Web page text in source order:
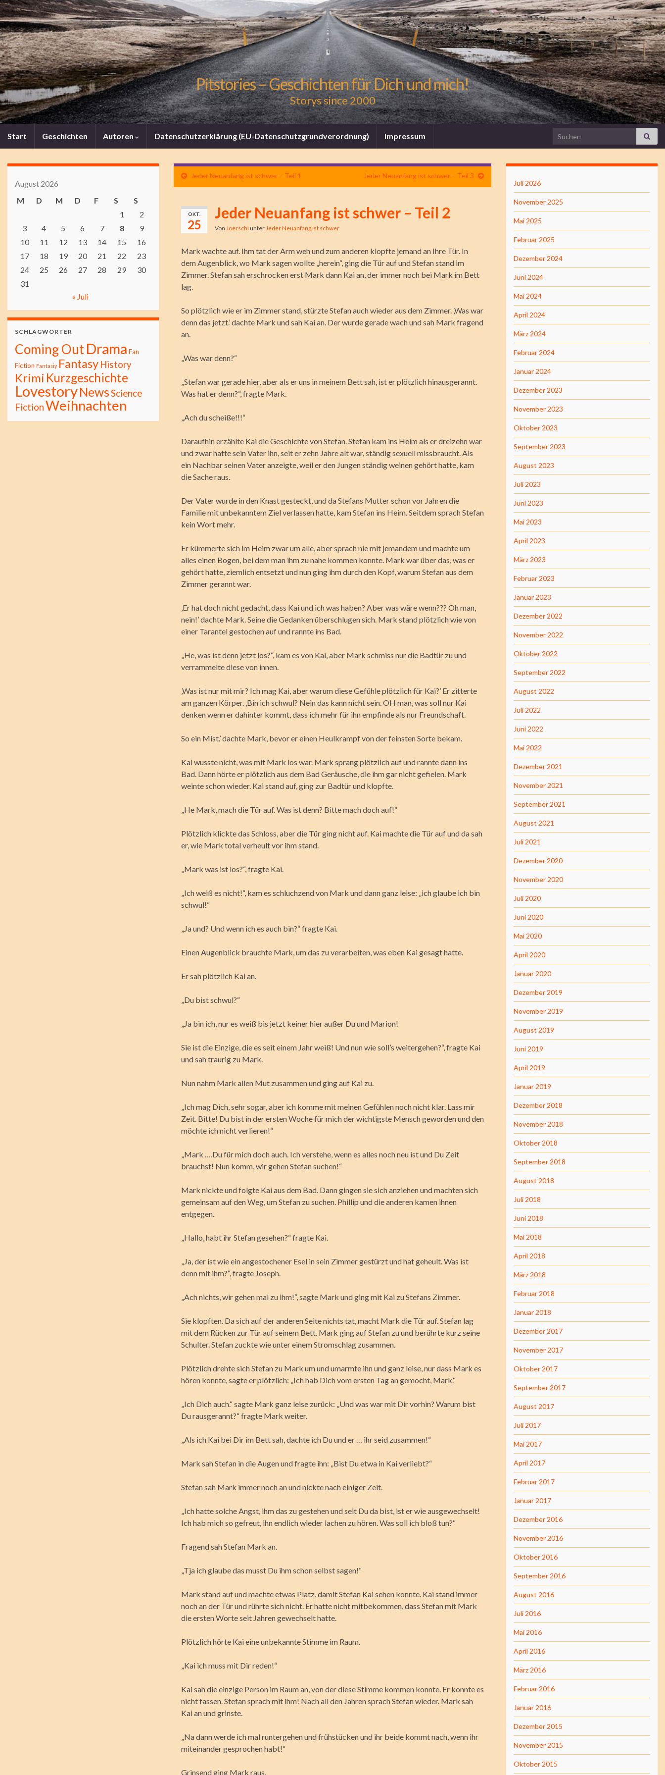
Pitstories – Geschichten für Dich und mich!
Storys since 2000
Start Geschichten Autoren Datenschutzerklärung (EU-Datenschutzgrundverordnung) Impressum Search for:
Jeder Neuanfang ist schwer – Teil 1 Jeder Neuanfang ist schwer – Teil 3
OKT.
25
Jeder Neuanfang ist schwer – Teil 2
Von JoerschiunterJeder Neuanfang ist schwer
Mark wachte auf. Ihm tat der Arm weh und zum anderen klopfte jemand an Ihre Tür. In
dem Augenblick, wo Mark sagen wollte „herein“, ging die Tür auf und Stefan stand im
Zimmer. Stefan sah erschrocken erst Mark dann Kai an, der immer noch bei Mark im Bett
lag.
So plötzlich wie er im Zimmer stand, stürzte Stefan auch wieder aus dem Zimmer. ‚Was war
denn das jetzt.’ dachte Mark und sah Kai an. Der wurde gerade wach und sah Mark fragend
an.
„Was war denn?“
„Stefan war gerade hier, aber als er uns in meinem Bett sah, ist er plötzlich hinausgerannt.
Was hat er denn?“, fragte Mark.
„Ach du scheiße!!!“
Daraufhin erzählte Kai die Geschichte von Stefan. Stefan kam ins Heim als er dreizehn war
und zwar hatte sein Vater ihn, seit er zehn Jahre alt war, ständig sexuell missbraucht. Als
ein Nachbar seinen Vater anzeigte, weil er den Jungen ständig weinen gehört hatte, kam
die Sache raus.
Der Vater wurde in den Knast gesteckt, und da Stefans Mutter schon vor Jahren die
Familie mit unbekanntem Ziel verlassen hatte, kam Stefan ins Heim. Seitdem sprach Stefan
kein Wort mehr.
Er kümmerte sich im Heim zwar um alle, aber sprach nie mit jemandem und machte um
alles einen Bogen, bei dem man ihm zu nahe kommen konnte. Mark war über das, was er
gehört hatte, ziemlich entsetzt und nun ging ihm durch den Kopf, warum Stefan aus dem
Zimmer gerannt war.
‚Er hat doch nicht gedacht, dass Kai und ich was haben? Aber was wäre wenn??? Oh man,
nein!’ dachte Mark. Seine die Gedanken überschlugen sich. Mark stand plötzlich wie von
einer Tarantel gestochen auf und rannte ins Bad.
„He, was ist denn jetzt los?“, kam es von Kai, aber Mark schmiss nur die Badtür zu und
verrammelte diese von innen.
‚Was ist nur mit mir? Ich mag Kai, aber warum diese Gefühle plötzlich für Kai?’ Er zitterte
am ganzen Körper. ‚Bin ich schwul? Nein das kann nicht sein. OH man, was soll nur Kai
denken wenn er dahinter kommt, dass ich mehr für ihn empfinde als nur Freundschaft.
So ein Mist.’ dachte Mark, bevor er einen Heulkrampf von der feinsten Sorte bekam.
Kai wusste nicht, was mit Mark los war. Mark sprang plötzlich auf und rannte dann ins
Bad. Dann hörte er plötzlich aus dem Bad Geräusche, die ihm gar nicht gefielen. Mark
weinte schon wieder. Kai stand auf, ging zur Badtür und klopfte.
„He Mark, mach die Tür auf. Was ist denn? Bitte mach doch auf!“
Plötzlich klickte das Schloss, aber die Tür ging nicht auf. Kai machte die Tür auf und da sah
er, wie Mark total verheult vor ihm stand.
„Mark was ist los?“, fragte Kai.
„Ich weiß es nicht!“, kam es schluchzend von Mark und dann ganz leise: „ich glaube ich bin
schwul!“
„Ja und? Und wenn ich es auch bin?“ fragte Kai.
Einen Augenblick brauchte Mark, um das zu verarbeiten, was eben Kai gesagt hatte.
Er sah plötzlich Kai an.
„Du bist schwul?“
„Ja bin ich, nur es weiß bis jetzt keiner hier außer Du und Marion!
Sie ist die Einzige, die es seit einem Jahr weiß! Und nun wie soll’s weitergehen?“, fragte Kai
und sah traurig zu Mark.
Nun nahm Mark allen Mut zusammen und ging auf Kai zu.
„Ich mag Dich, sehr sogar, aber ich komme mit meinen Gefühlen noch nicht klar. Lass mir
Zeit. Bitte! Du bist in der ersten Woche für mich der wichtigste Mensch geworden und den
möchte ich nicht verlieren!“
„Mark ….Du für mich doch auch. Ich verstehe, wenn es alles noch neu ist und Du Zeit
brauchst! Nun komm, wir gehen Stefan suchen!“
Mark nickte und folgte Kai aus dem Bad. Dann gingen sie sich anziehen und machten sich
gemeinsam auf den Weg, um Stefan zu suchen. Phillip und die anderen kamen ihnen
entgegen.
„Hallo, habt ihr Stefan gesehen?“ fragte Kai.
„Ja, der ist wie ein angestochener Esel in sein Zimmer gestürzt und hat geheult. Was ist
denn mit ihm?“, fragte Joseph.
„Ach nichts, wir gehen mal zu ihm!“, sagte Mark und ging mit Kai zu Stefans Zimmer.
Sie klopften. Da sich auf der anderen Seite nichts tat, macht Mark die Tür auf. Stefan lag
mit dem Rücken zur Tür auf seinem Bett. Mark ging auf Stefan zu und berührte kurz seine
Schulter. Stefan zuckte wie unter einem Stromschlag zusammen.
Plötzlich drehte sich Stefan zu Mark um und umarmte ihn und ganz leise, nur dass Mark es
hören konnte, sagte er plötzlich: „Ich hab Dich vom ersten Tag an gemocht, Mark.“
„Ich Dich auch.“ sagte Mark ganz leise zurück: „Und was war mit Dir vorhin? Warum bist
Du rausgerannt?“ fragte Mark weiter.
„Als ich Kai bei Dir im Bett sah, dachte ich Du und er … ihr seid zusammen!“
Mark sah Stefan in die Augen und fragte ihn: „Bist Du etwa in Kai verliebt?“
Stefan sah Mark immer noch an und nickte nach einiger Zeit.
„Ich hatte solche Angst, ihm das zu gestehen und seit Du da bist, ist er wie ausgewechselt!
Ich hab mich so gefreut, ihn endlich wieder lachen zu hören. Was soll ich bloß tun?“
Fragend sah Stefan Mark an.
„Tja ich glaube das musst Du ihm schon selbst sagen!“
Mark stand auf und machte etwas Platz, damit Stefan Kai sehen konnte. Kai stand immer
noch an der Tür und rührte sich nicht. Er hatte nicht mitbekommen, dass Stefan mit Mark
die ersten Worte seit Jahren gewechselt hatte.
Plötzlich hörte Kai eine unbekannte Stimme im Raum.
„Kai ich muss mit Dir reden!“
Kai sah die einzige Person im Raum an, von der diese Stimme kommen konnte. Er konnte es
nicht fassen. Stefan sprach mit ihm! Nach all den Jahren sprach Stefan wieder. Mark sah
Kai an und grinste.
„Na dann werde ich mal runtergehen und frühstücken und ihr beide kommt nach, wenn ihr
miteinander gesprochen habt!“
Grinsend ging Mark raus.
August 2026
M
D M D F S
S
1
2
3
4 5 6 7 8
9
10
11 12 13 14 15
16
17
18 19 20 21 22
23
24
25 26 27 28 29
30
31
« Juli
SCHLAGWÖRTER
Coming OutDrama Fan
Fiction Fantasiy Fantasy History
Krimi Kurzgeschichte
LovestoryNewsScience
FictionWeihnachten
Juli 2026
November 2025
Mai 2025
Februar 2025
Dezember 2024
Juni 2024
Mai 2024
April 2024
März 2024
Februar 2024
Januar 2024
Dezember 2023
November 2023
Oktober 2023
September 2023
August 2023
Juli 2023
Juni 2023
Mai 2023
April 2023
März 2023
Februar 2023
Januar 2023
Dezember 2022
November 2022
Oktober 2022
September 2022
August 2022
Juli 2022
Juni 2022
Mai 2022
Dezember 2021
November 2021
September 2021
August 2021
Juli 2021
Dezember 2020
November 2020
Juli 2020
Juni 2020
Mai 2020
April 2020
Januar 2020
Dezember 2019
November 2019
August 2019
Juni 2019
April 2019
Januar 2019
Dezember 2018
November 2018
Oktober 2018
September 2018
August 2018
Juli 2018
Juni 2018
Mai 2018
April 2018
März 2018
Februar 2018
Januar 2018
Dezember 2017
November 2017
Oktober 2017
September 2017
August 2017
Juli 2017
Mai 2017
April 2017
Februar 2017
Januar 2017
Dezember 2016
November 2016
Oktober 2016
September 2016
August 2016
Juli 2016
Mai 2016
April 2016
März 2016
Februar 2016
Januar 2016
Dezember 2015
November 2015
Oktober 2015